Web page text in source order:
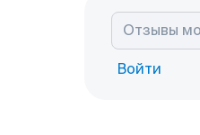
Войти